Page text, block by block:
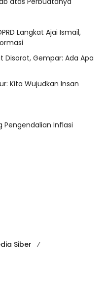
Langkat Ajai Ismail,
Disorot, Gempar: Ada Apa
Kita Wujudkan Insan
Pengendalian Inflasi
Siber